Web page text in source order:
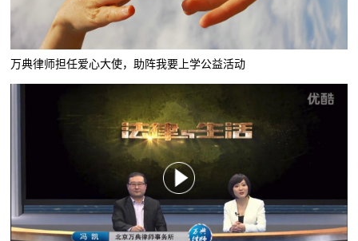
万典律师担任爱心大使，助阵我要上学公益活动